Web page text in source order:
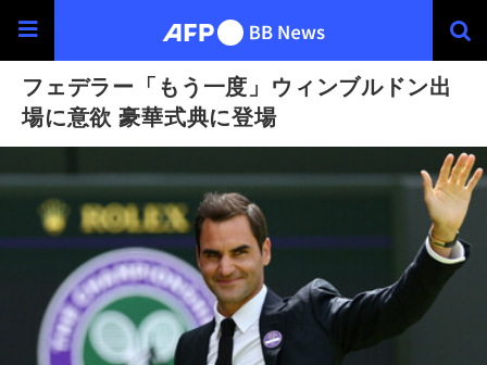
フェデラー「もう一度」ウィンブルドン出
場に意欲 豪華式典に登場